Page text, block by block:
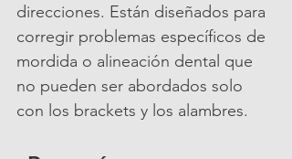
direcciones. Están diseñados para
corregir problemas específicos de
mordida o alineación dental que
no pueden ser abordados solo
con los brackets y los alambres.